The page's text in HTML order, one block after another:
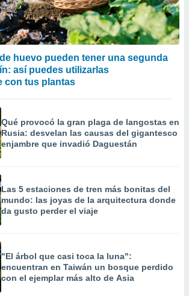
huevo pueden tener una segunda
así puedes utilizarlas
con tus plantas
Qué provocó la gran plaga de langostas en
Rusia: desvelan las causas del gigantesco
enjambre que invadió Daguestán
Las 5 estaciones de tren más bonitas del
mundo: las joyas de la arquitectura donde
da gusto perder el viaje
"El árbol que casi toca la luna":
encuentran en Taiwán un bosque perdido
con el ejemplar más alto de Asia